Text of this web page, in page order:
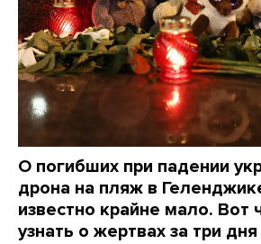
О погибших при падении
дрона на пляж в
известно крайне мало. Вот
узнать о жертвах за три дня